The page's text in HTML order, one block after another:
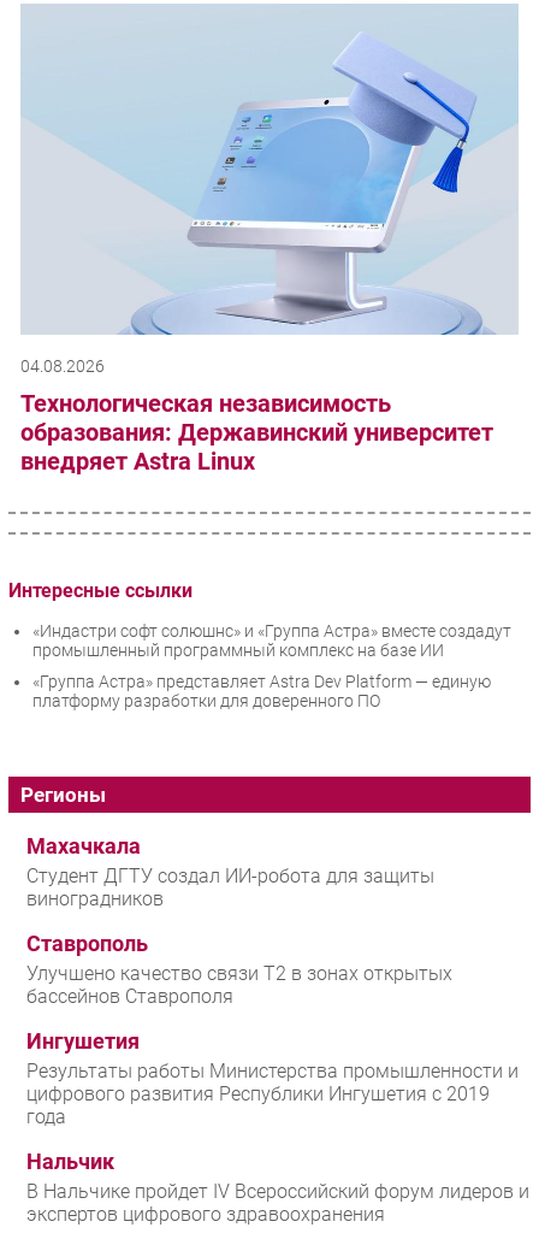
04.08.2026
Технологическая независимость
образования: Державинский университет
внедряет Astra Linux
Интересные ссылки
«Индастри софт солюшнс» и «Группа Астра» вместе создадут
промышленный программный комплекс на базе ИИ
«Группа Астра» представляет Astra Dev Platform — единую
платформу разработки для доверенного ПО
Регионы
Махачкала
Студент ДГТУ создал ИИ-робота для защиты
виноградников
Ставрополь
Улучшено качество связи T2 в зонах открытых
бассейнов Ставрополя
Ингушетия
Результаты работы Министерства промышленности и
цифрового развития Республики Ингушетия с 2019
года
Нальчик
В Нальчике пройдет IV Всероссийский форум лидеров и
экспертов цифрового здравоохранения